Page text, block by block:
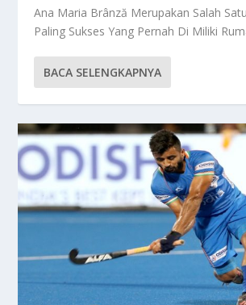
Ana Maria Brânză Merupakan Salah
Paling Sukses Yang Pernah Di Miliki
BACA SELENGKAPNYA